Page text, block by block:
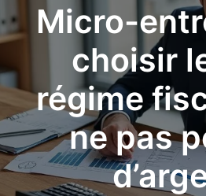
Micro-
choisir
régime
ne pas